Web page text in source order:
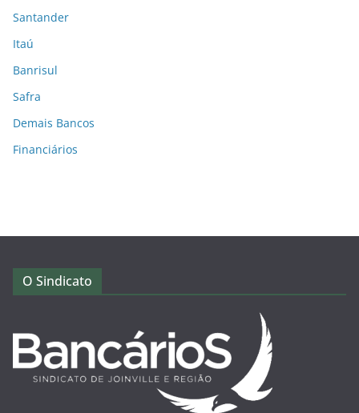
Santander
Itaú
Banrisul
Safra
Demais Bancos
Financiários
O Sindicato